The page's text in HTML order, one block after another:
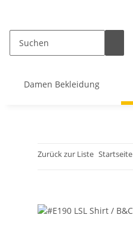
Damen Bekleidung
Zurück zur Liste Startseite